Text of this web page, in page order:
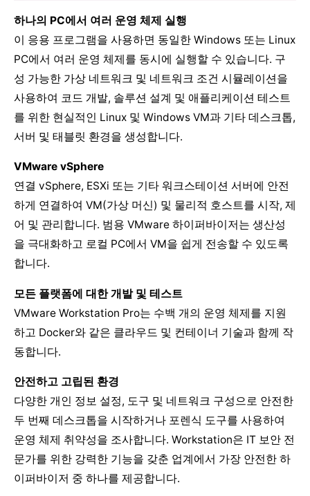
하나의 PC에서 여러 운영 체제 실행
이 응용 프로그램을 사용하면 동일한 Windows 또는 Linux
PC에서 여러 운영 체제를 동시에 실행할 수 있습니다. 구
성 가능한 가상 네트워크 및 네트워크 조건 시뮬레이션을
사용하여 코드 개발, 솔루션 설계 및 애플리케이션 테스트
를 위한 현실적인 Linux 및 Windows VM과 기타 데스크톱,
서버 및 태블릿 환경을 생성합니다.
VMware vSphere
연결 vSphere, ESXi 또는 기타 워크스테이션 서버에 안전
하게 연결하여 VM(가상 머신) 및 물리적 호스트를 시작, 제
어 및 관리합니다. 범용 VMware 하이퍼바이저는 생산성
을 극대화하고 로컬 PC에서 VM을 쉽게 전송할 수 있도록
합니다.
모든 플랫폼에 대한 개발 및 테스트
VMware Workstation Pro는 수백 개의 운영 체제를 지원
하고 Docker와 같은 클라우드 및 컨테이너 기술과 함께 작
동합니다.
안전하고 고립된 환경
다양한 개인 정보 설정, 도구 및 네트워크 구성으로 안전한
두 번째 데스크톱을 시작하거나 포렌식 도구를 사용하여
운영 체제 취약성을 조사합니다. Workstation은 IT 보안 전
문가를 위한 강력한 기능을 갖춘 업계에서 가장 안전한 하
이퍼바이저 중 하나를 제공합니다.